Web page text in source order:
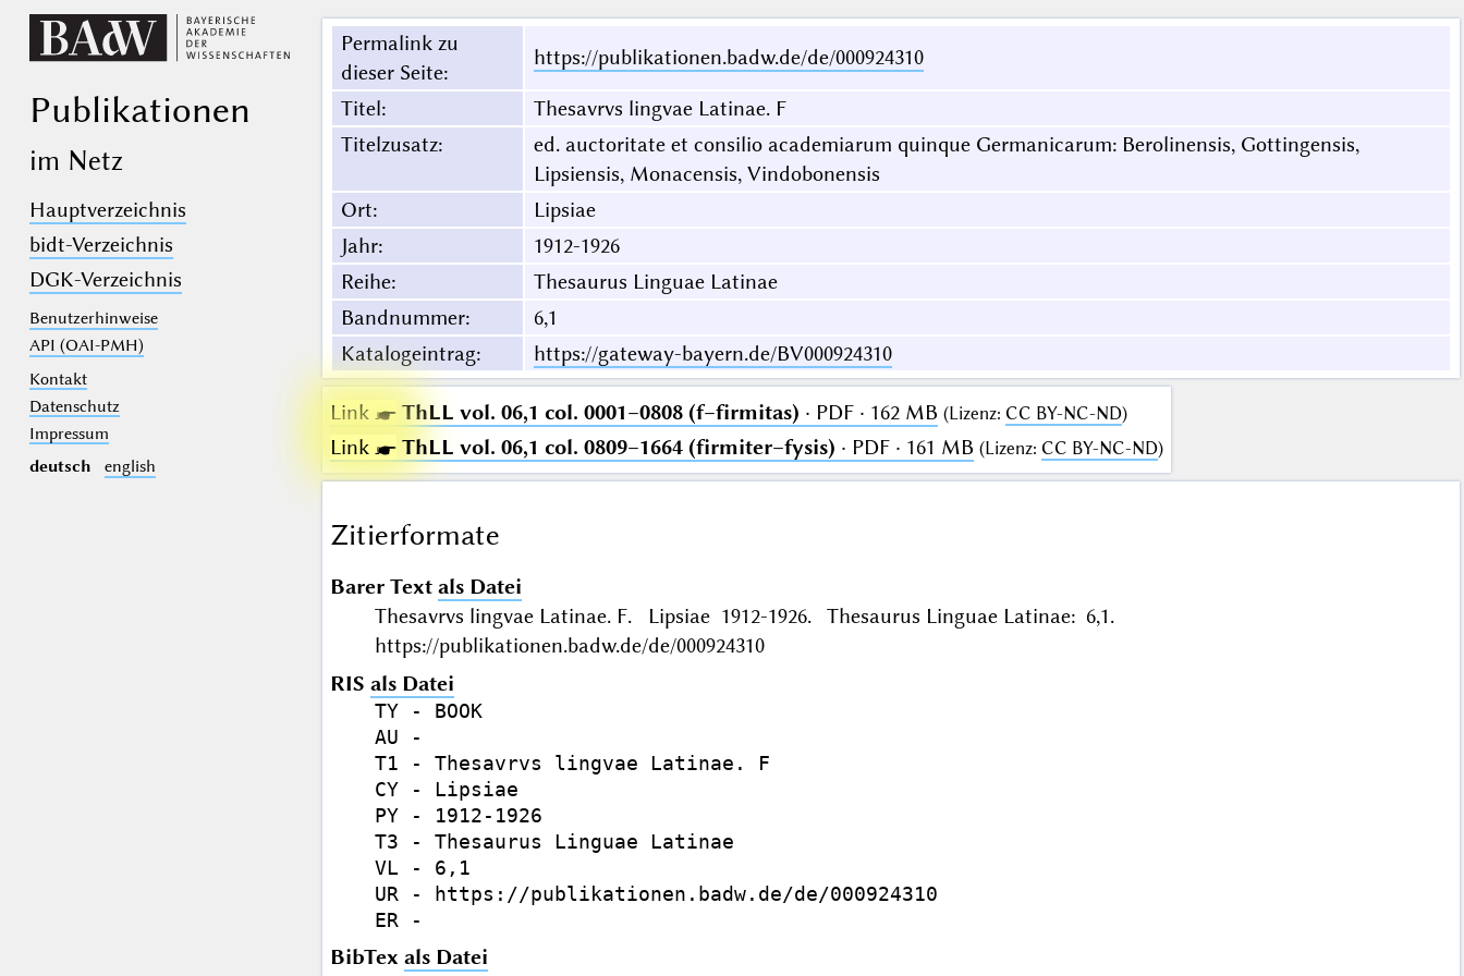
Publikationen
im Netz
Hauptverzeichnis
bidt-Verzeichnis
DGK-Verzeichnis
Benutzerhinweise
API (OAI-PMH)
Kontakt
Datenschutz
Impressum
deutsch
english
Permalink zu
dieser Seite:
https://publikationen.badw.de/de/000924310
Titel:
Thesavrvs lingvae Latinae. F
Titelzusatz:
ed. auctoritate et consilio academiarum quinque Germanicarum: Berolinensis, Gottingensis,
Lipsiensis, Monacensis, Vindobonensis
Ort:
Lipsiae
Jahr:
1912-1926
Reihe:
Thesaurus Linguae Latinae
Bandnummer:
6,1
Katalogeintrag: https://gateway-bayern.de/BV000924310
Link ☛ ThLL vol. 06,1 col. 0001–0808 (f–firmitas) · PDF · 162 MB (Lizenz: CC BY-NC-ND)
Link ☛ ThLL vol. 06,1 col. 0809–1664 (firmiter–fysis) · PDF · 161 MB (Lizenz: CC BY-NC-ND)
Zitierformate
Barer Text als Datei
Thesavrvs lingvae Latinae. F. Lipsiae 1912-1926. Thesaurus Linguae Latinae: 6,1.
https://publikationen.badw.de/de/000924310
RIS als Datei
TY - BOOK
AU -
T1 - Thesavrvs lingvae Latinae. F
CY - Lipsiae
PY - 1912-1926
T3 - Thesaurus Linguae Latinae
VL - 6,1
UR - https://publikationen.badw.de/de/000924310
BibTex als Datei